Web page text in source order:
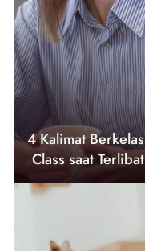
4 Kalimat
Class saat